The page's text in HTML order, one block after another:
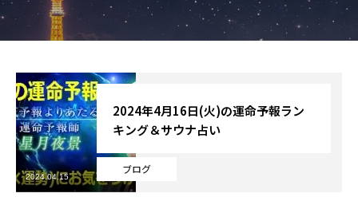
秘伝公開！吉凶カレンダー
記事カテゴリー
ブログ
お知らせ
芸能界
ブログ
2024年4月16日(火)の運命予報ラン
キング＆サウナ占い
2024.04.15